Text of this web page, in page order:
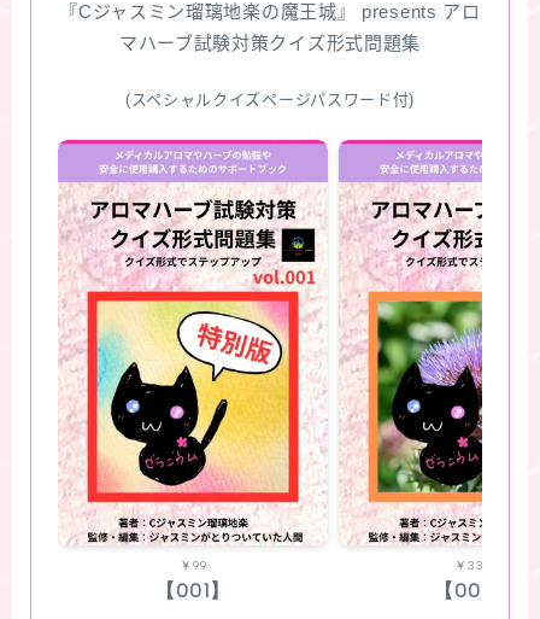
『Cジャスミン瑠璃地楽の魔王城』 presents アロ
マハーブ試験対策クイズ形式問題集
(スペシャルクイズページパスワード付)
￥99
【001】
￥330
【002】